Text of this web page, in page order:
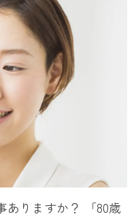
ありますか？ 「80歳